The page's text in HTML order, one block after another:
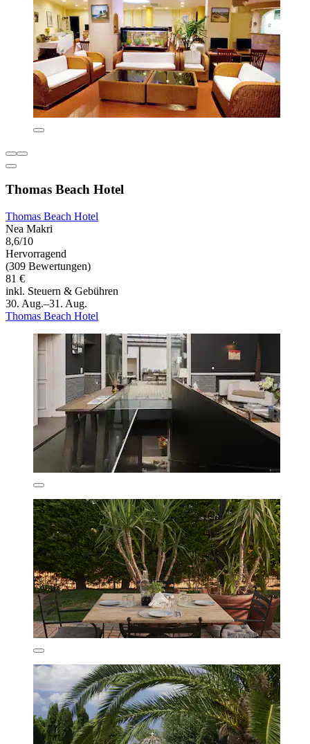
Thomas Beach Hotel
Thomas Beach Hotel
Nea Makri
8,6/10
Hervorragend
(309 Bewertungen)
81 €
inkl. Steuern & Gebühren
30. Aug.–31. Aug.
Thomas Beach Hotel